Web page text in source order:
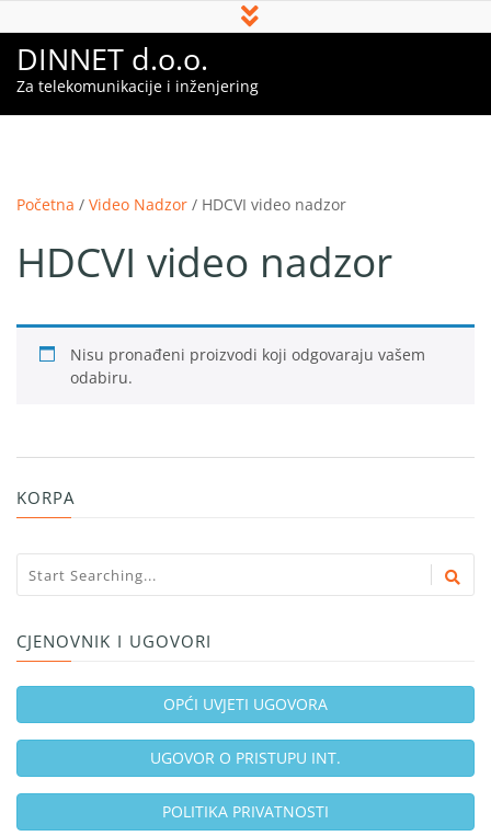
DINNET d.o.o.
Za telekomunikacije i inženjering
Početna / Video Nadzor / HDCVI video nadzor
HDCVI video nadzor
Nisu pronađeni proizvodi koji odgovaraju vašem
odabiru.
KORPA
CJENOVNIK I UGOVORI
OPĆI UVJETI UGOVORA
UGOVOR O PRISTUPU INT.
POLITIKA PRIVATNOSTI